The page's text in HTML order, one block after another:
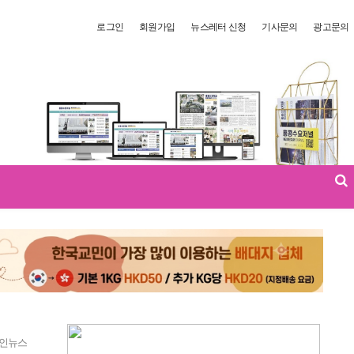
로그인 회원가입 뉴스레터 신청 기사문의 광고문의
뉴스